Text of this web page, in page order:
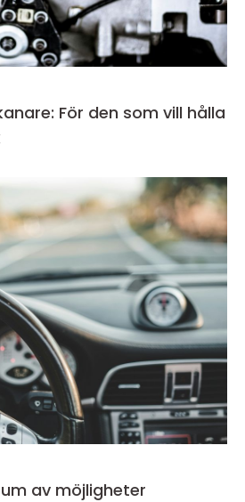
För den som vill hålla
av möjligheter